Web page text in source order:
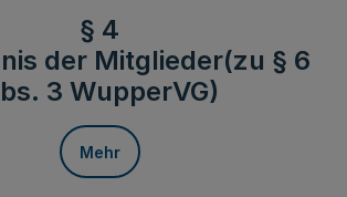
§ 4
der Mitglieder(zu § 6
3 WupperVG)
Mehr